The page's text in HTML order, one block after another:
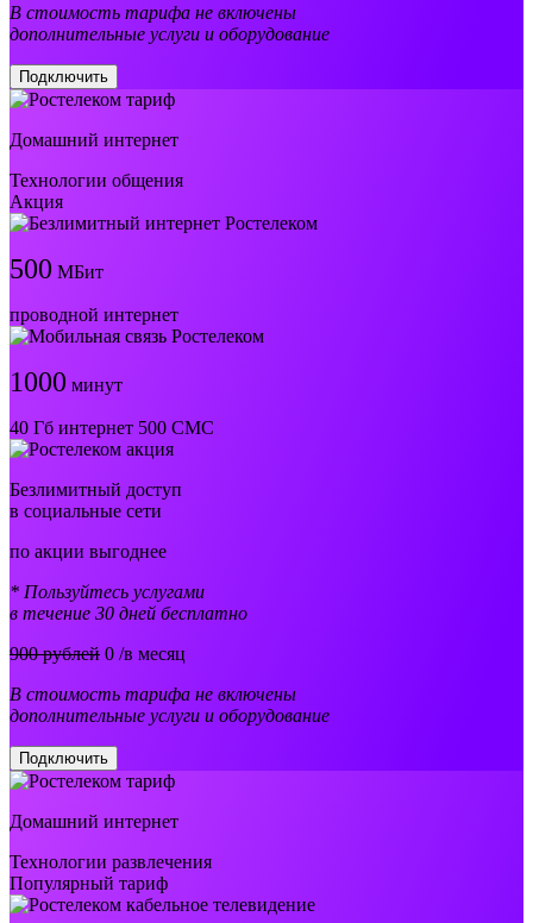
В стоимость тарифа не включены
дополнительные услуги и оборудование
Подключить
Домашний интернет
Технологии общения
Акция
500 МБит
проводной интернет
1000 минут
40 Гб интернет 500 СМС
Безлимитный доступ
в социальные сети
по акции выгоднее
* Пользуйтесь услугами
в течение 30 дней бесплатно
900 рублей 0 /в месяц
В стоимость тарифа не включены
дополнительные услуги и оборудование
Подключить
Домашний интернет
Технологии развлечения
Популярный тариф